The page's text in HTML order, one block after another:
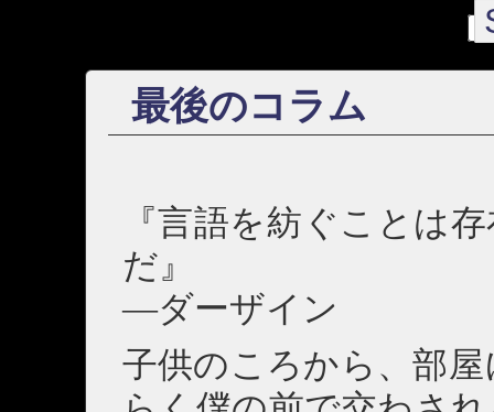
最後のコラム
『言語を紡ぐことは
だ』
―ダーザイン
子供のころから、部